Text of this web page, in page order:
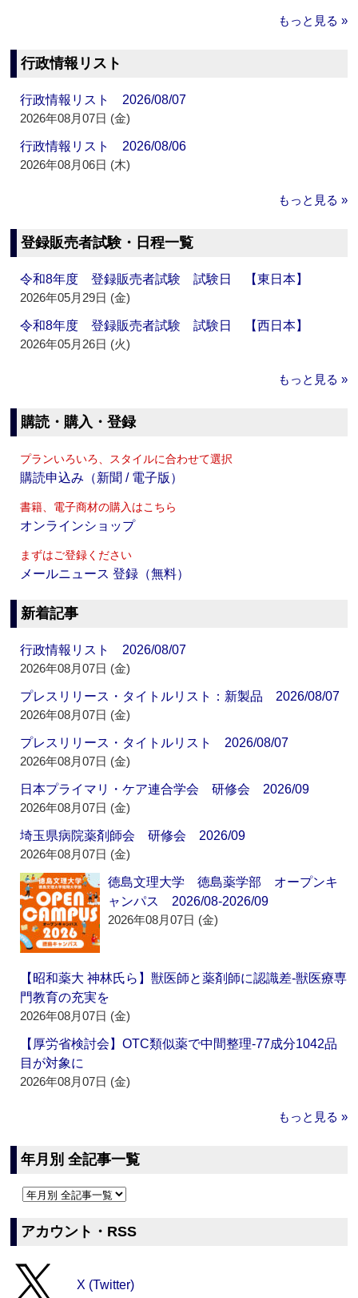
もっと見る »
行政情報リスト
行政情報リスト 2026/08/07
2026年08月07日 (金)
行政情報リスト 2026/08/06
2026年08月06日 (木)
もっと見る »
登録販売者試験・日程一覧
令和8年度 登録販売者試験 試験日 【東日本】
2026年05月29日 (金)
令和8年度 登録販売者試験 試験日 【西日本】
2026年05月26日 (火)
もっと見る »
購読・購入・登録
プランいろいろ、スタイルに合わせて選択
購読申込み（新聞 / 電子版）
書籍、電子商材の購入はこちら
オンラインショップ
まずはご登録ください
メールニュース 登録（無料）
新着記事
行政情報リスト 2026/08/07
2026年08月07日 (金)
プレスリリース・タイトルリスト：新製品 2026/08/07
2026年08月07日 (金)
プレスリリース・タイトルリスト 2026/08/07
2026年08月07日 (金)
日本プライマリ・ケア連合学会 研修会 2026/09
2026年08月07日 (金)
埼玉県病院薬剤師会 研修会 2026/09
2026年08月07日 (金)
徳島文理大学 徳島薬学部 オープンキ
ャンパス 2026/08-2026/09
2026年08月07日 (金)
【昭和薬大 神林氏ら】獣医師と薬剤師に認識差‐獣医療専
門教育の充実を
2026年08月07日 (金)
【厚労省検討会】OTC類似薬で中間整理‐77成分1042品
目が対象に
2026年08月07日 (金)
もっと見る »
年月別 全記事一覧
アカウント・RSS
X (Twitter)